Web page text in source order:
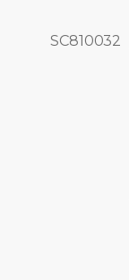
SC810032